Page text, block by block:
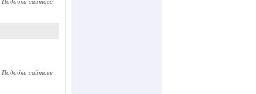
Подобни сайтове